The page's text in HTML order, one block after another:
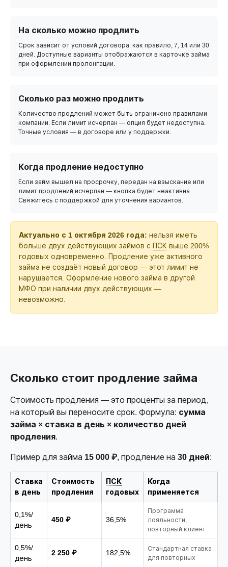
На сколько можно продлить
Срок зависит от условий договора: как правило, 7, 14 или 30
дней. Доступные варианты отображаются в карточке займа
при оформлении пролонгации.
Сколько раз можно продлить
Количество продлений может быть ограничено правилами
компании. Если лимит исчерпан — опция будет недоступна.
Точные условия — в договоре или у поддержки.
Когда продление недоступно
Если займ вышел на просрочку, передан на взыскание или
лимит продлений исчерпан — кнопка будет неактивна.
Свяжитесь с поддержкой для уточнения вариантов.
Актуально с 1 октября 2026 года: нельзя иметь
больше двух действующих займов с ПСК выше 200%
годовых одновременно. Продление уже активного
займа не создаёт новый договор — этот лимит не
нарушается. Оформление нового займа в другой
МФО при наличии двух действующих —
невозможно.
Сколько стоит продление займа
Стоимость продления — это проценты за период,
на который вы переносите срок. Формула: сумма
займа × ставка в день × количество дней
продления.
Пример для займа 15 000 ₽, продление на 30 дней:
Ставка
в день
Стоимость
продления
ПСК
годовых
Когда
применяется
0,1%/
день
450 ₽ 36,5%
Программа
лояльности,
повторный клиент
0,5%/
день
2 250 ₽ 182,5%
Стандартная ставка
для повторных